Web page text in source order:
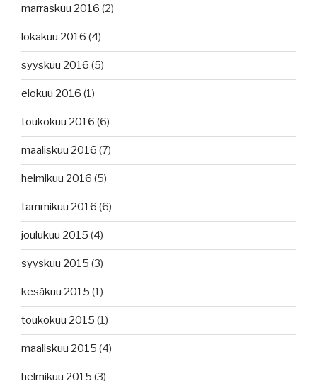
marraskuu 2016 (2)
lokakuu 2016 (4)
syyskuu 2016 (5)
elokuu 2016 (1)
toukokuu 2016 (6)
maaliskuu 2016 (7)
helmikuu 2016 (5)
tammikuu 2016 (6)
joulukuu 2015 (4)
syyskuu 2015 (3)
kesäkuu 2015 (1)
toukokuu 2015 (1)
maaliskuu 2015 (4)
helmikuu 2015 (3)